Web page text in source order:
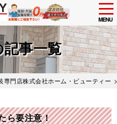
MENU
記事一覧
門店株式会社ホーム・ビューティー
ら要注意！